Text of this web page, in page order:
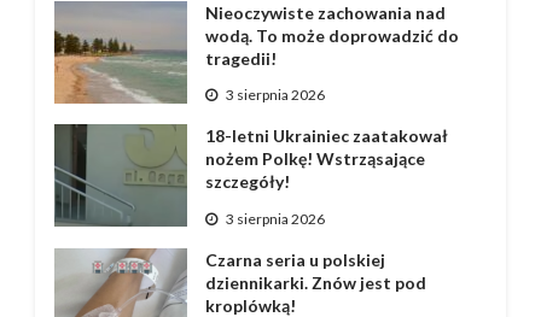
Nieoczywiste zachowania nad
wodą. To może doprowadzić do
tragedii!
3 sierpnia 2026
18-letni Ukrainiec zaatakował
nożem Polkę! Wstrząsające
szczegóły!
3 sierpnia 2026
Czarna seria u polskiej
dziennikarki. Znów jest pod
kroplówką!